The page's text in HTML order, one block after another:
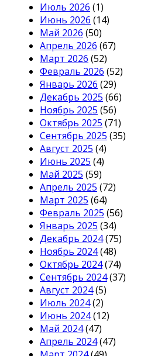
Июль 2026 (1)
Июнь 2026 (14)
Май 2026 (50)
Апрель 2026 (67)
Март 2026 (52)
Февраль 2026 (52)
Январь 2026 (29)
Декабрь 2025 (66)
Ноябрь 2025 (56)
Октябрь 2025 (71)
Сентябрь 2025 (35)
Август 2025 (4)
Июнь 2025 (4)
Май 2025 (59)
Апрель 2025 (72)
Март 2025 (64)
Февраль 2025 (56)
Январь 2025 (34)
Декабрь 2024(75)
Ноябрь 2024(48)
Октябрь 2024(74)
Сентябрь 2024(37)
Август 2024(5)
Июль 2024(2)
Июнь 2024(12)
Май 2024(47)
Апрель 2024(47)